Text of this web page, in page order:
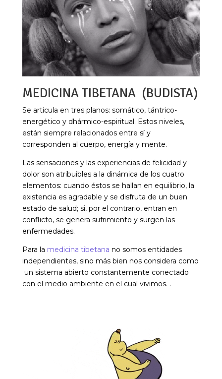
MEDICINA TIBETANA (BUDISTA)
Se articula en tres planos: somático, tántrico-
energético y dhármico-espiritual. Estos niveles,
están siempre relacionados entre sí y
corresponden al cuerpo, energía y mente.
Las sensaciones y las experiencias de felicidad y
dolor son atribuibles a la dinámica de los cuatro
elementos: cuando éstos se hallan en equilibrio, la
existencia es agradable y se disfruta de un buen
estado de salud; si, por el contrario, entran en
conflicto, se genera sufrimiento y surgen las
enfermedades.
Para la medicina tibetana no somos entidades
independientes, sino más bien nos considera como
un sistema abierto constantemente conectado
con el medio ambiente en el cual vivimos. .